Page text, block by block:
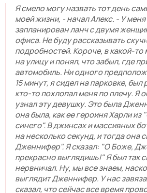
Я смело могу назвать тот день
моей жизни, - начал Алекс. - У
запланирован ланч с двумя
офиса. Не буду рассказывать
подробностей. Короче, в какой-
на улицу и понял, что забыл, где
автомобиль. Ни одного
15 минут, я сидел на парковке, был
кто-то похлопал меня по плечу. Я
узнал эту девушку. Это была
она была, как ее героиня Харли из
синего". В джинсах и массивных
на несколько секунд, и тогда она
Дженнифер". Я сказал: "О Боже,
прекрасно выглядишь!" Я был так
нервничал. Ну, мы все знаем,
выглядит Дженнифер. У нас
сказал, что сейчас все время